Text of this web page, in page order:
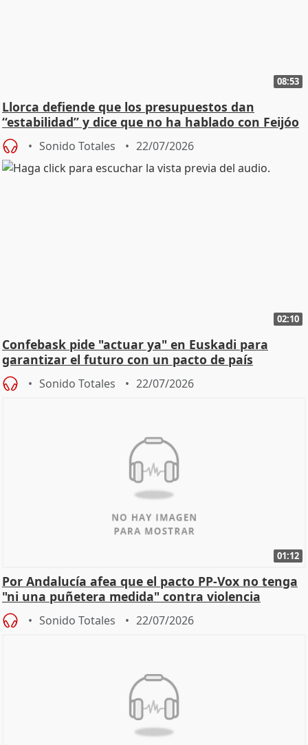
08:53
Llorca defiende que los presupuestos dan
“estabilidad” y dice que no ha hablado con Feijóo
Sonido Totales 22/07/2026
02:10
Confebask pide "actuar ya" en Euskadi para
garantizar el futuro con un pacto de país
Sonido Totales 22/07/2026
01:12
Por Andalucía afea que el pacto PP-Vox no tenga
"ni una puñetera medida" contra violencia
machista
Sonido Totales 22/07/2026